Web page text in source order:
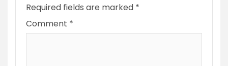
Required fields are marked *
Comment *